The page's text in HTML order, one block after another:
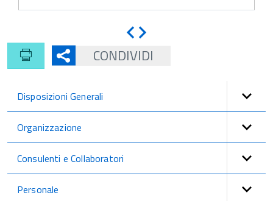
Indietro
CONDIVIDI
Disposizioni Generali
Organizzazione
Consulenti e Collaboratori
Personale